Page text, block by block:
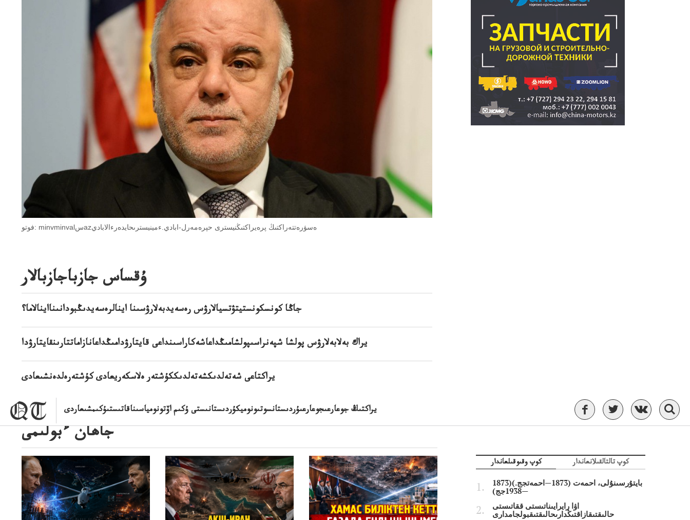
يراكتىڭ جوعارعىجوعارعىۇردىستانسوتىونوميكۇردىستانىستى ۇكىم اۆتونومياسىناقاتىستىۇكىمشىعاردى
فوتو: minvminvalسazەسۋرەتتەراكتىڭ پرەيراكتىڭنيسترى حپرەمەرل-ابادي.ءمينيسترىحايدەرءالابادي
ۇقساس جازباجازبالار
جاڭا كونسكونستيتۋتسيالارۋس رەسەيدبەلارۋسىنا اينالرەسەيدىڭبودانىنااينالاما؟
يراك بەلابەلارۋس پولشا شپەنراسىپولشامىڭداعاشەكاراسىنداعى قايتارۋدامىڭداعانازاماتتارىنقايتارۋدا
يراكتاعى شەتەلدىكشەتەلدىككۇشتەر ەلاسكەريعادى كۇشتەرەلدەنشىعادى
جاھان ءبولىمى
كوپ وقىوقىلعاندار كوپ تالتالقىلانعاندار
بايتۇرسىنۇلى، احمەت (1873—احمەتجج.)(1873
—1938جج)
اۋا رايرايىناتىستى ققاتىستى
حالىقتىقازاقتىڭدارىحالىقتىقبولجامدارى